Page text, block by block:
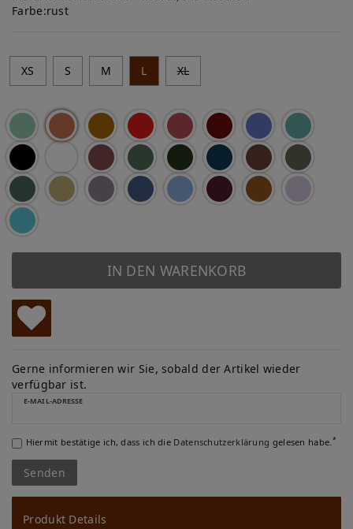
Farbe:rust
XS S M L XL
IN DEN WARENKORB
W
u
ns
ch
lis
te
Gerne informieren wir Sie, sobald der Artikel wieder
verfügbar ist.
E-MAIL-ADRESSE
Hiermit bestätige ich, dass ich die Daten­schutz­erklärung gelesen habe.*
Senden
Produkt Details